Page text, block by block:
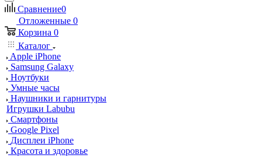
Сравнение0
Отложенные 0
Корзина 0
Каталог
Apple iPhone
Samsung Galaxy
Ноутбуки
Умные часы
Наушники и гарнитуры
Игрушки Labubu
Смартфоны
Google Pixel
Дисплеи iPhone
Красота и здоровье